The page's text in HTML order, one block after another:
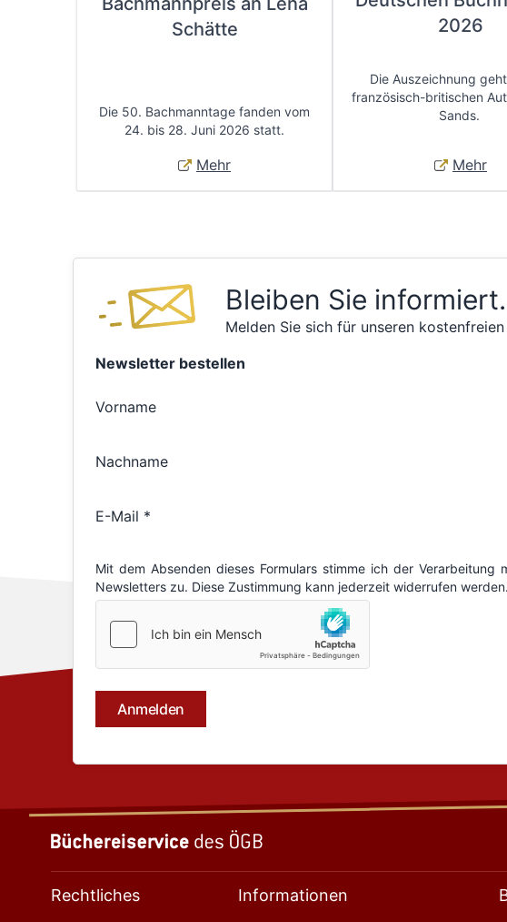
Schätte
Die 50. Bachmanntage fanden vom
24. bis 28. Juni 2026 statt.
Mehr
2026
Die Auszeichnung
französisch-britischen
Sands.
Mehr
Bleiben Sie informiert.
Melden Sie sich für unseren
Rechtliches Informationen